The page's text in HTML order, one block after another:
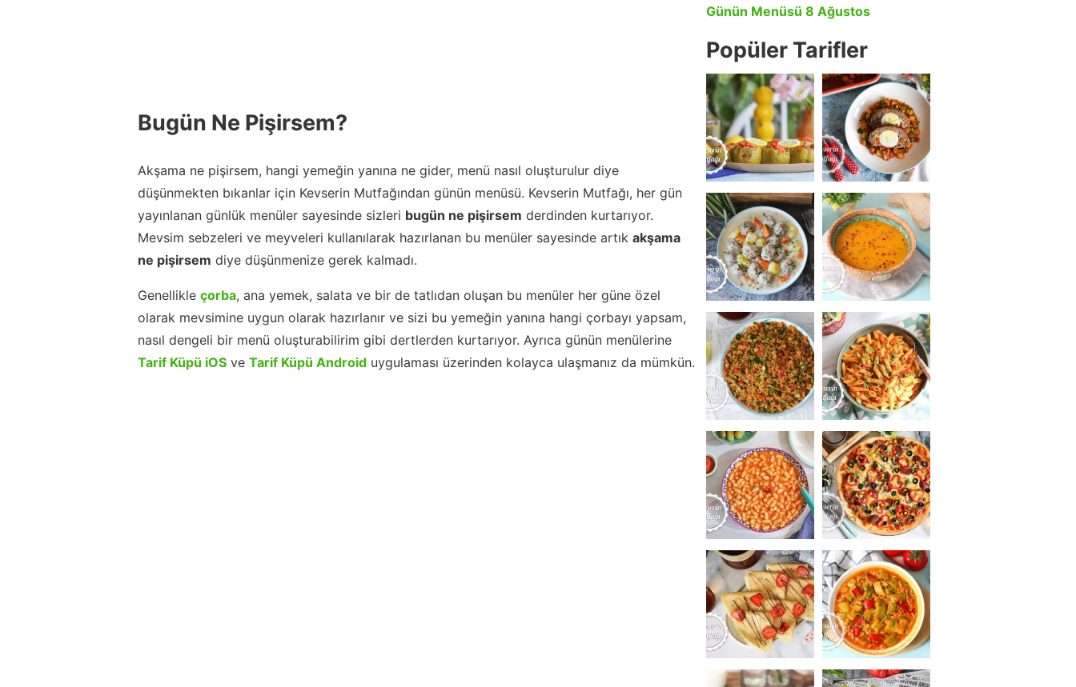
Bugün Ne Pişirsem?
Akşama ne pişirsem, hangi yemeğin yanına ne gider, menü nasıl oluşturulur diye
düşünmekten bıkanlar için Kevserin Mutfağından günün menüsü. Kevserin Mutfağı, her gün
yayınlanan günlük menüler sayesinde sizleri bugün ne pişirsem derdinden kurtarıyor.
Mevsim sebzeleri ve meyveleri kullanılarak hazırlanan bu menüler sayesinde artık akşama
ne pişirsem diye düşünmenize gerek kalmadı.
Genellikle çorba, ana yemek, salata ve bir de tatlıdan oluşan bu menüler her güne özel
olarak mevsimine uygun olarak hazırlanır ve sizi bu yemeğin yanına hangi çorbayı yapsam,
nasıl dengeli bir menü oluşturabilirim gibi dertlerden kurtarıyor. Ayrıca günün menülerine
Tarif Küpü iOS ve Tarif Küpü Android uygulaması üzerinden kolayca ulaşmanız da mümkün.
Günün Menüsü 8 Ağustos
Popüler Tarifler